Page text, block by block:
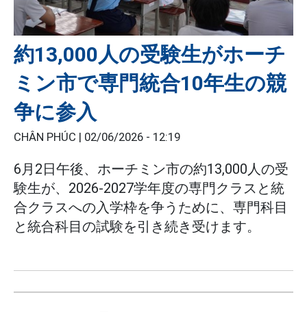
約13,000人の受験生がホーチ
ミン市で専門統合10年生の競
争に参入
CHÂN PHÚC | 02/06/2026 - 12:19
6月2日午後、ホーチミン市の約13,000人の受
験生が、2026-2027学年度の専門クラスと統
合クラスへの入学枠を争うために、専門科目
と統合科目の試験を引き続き受けます。